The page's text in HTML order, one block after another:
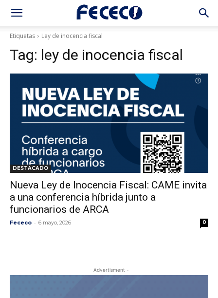
Etiquetas Ley de inocencia fiscal
Tag: ley de inocencia fiscal
DESTACADO
Nueva Ley de Inocencia Fiscal: CAME invita
a una conferencia híbrida junto a
funcionarios de ARCA
Fececo - 6 mayo, 2026 0
- Advertisment -